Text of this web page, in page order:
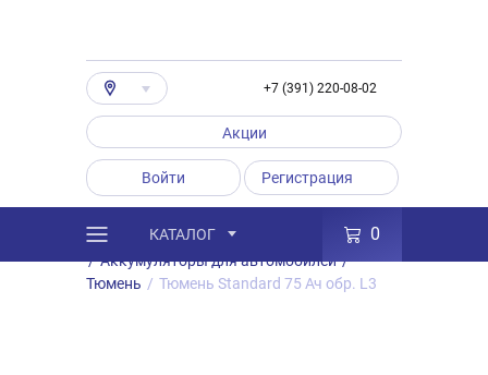
+7 (391) 220-08-02
Акции
Войти Регистрация
КАТАЛОГ 0
Каталог / Товары
Аккумуляторы
/ Аккумуляторы для автомобилей /
Тюмень / Тюмень Standard 75 Ач обр. L3